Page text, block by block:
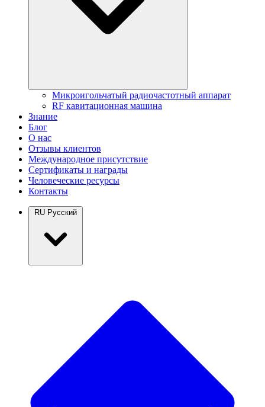
Микроигольчатый радиочастотный аппарат
RF кавитационная машина
Знание
Блог
О нас
Отзывы клиентов
Международное присутствие
Сертификаты и награды
Человеческие ресурсы
Контакты
RU Русский